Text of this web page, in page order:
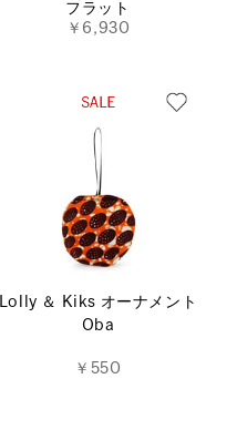
フラット
￥6,930
Lolly ＆ Kiks オーナメント
Oba
￥550